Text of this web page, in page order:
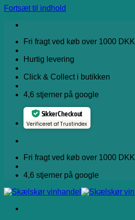
Fortsæt til indhold
Fri fragt ved køb over 1000 DKK
Hurtig levering
Click & Collect i butikken
4,6 stjerner på google
Sikker Checkout
Verificeret af Trustindex
Fri fragt ved køb over 1000 DKK
4,6 stjerner på google